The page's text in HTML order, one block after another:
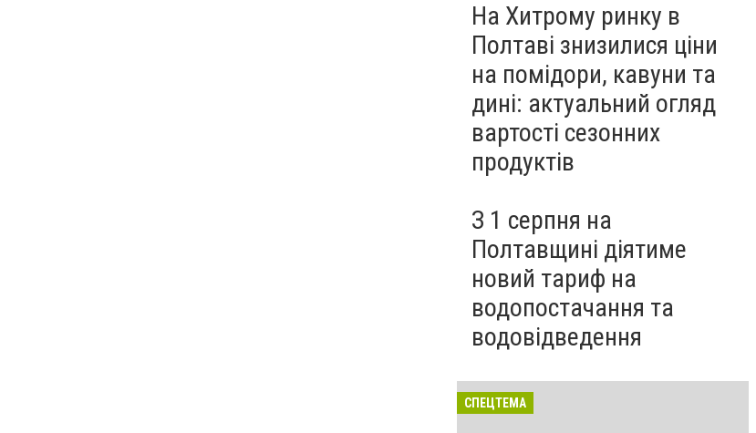
На Хитрому ринку в
Полтаві знизилися ціни
на помідори, кавуни та
дині: актуальний огляд
вартості сезонних
продуктів
З 1 серпня на
Полтавщині діятиме
новий тариф на
водопостачання та
водовідведення
СПЕЦТЕМА